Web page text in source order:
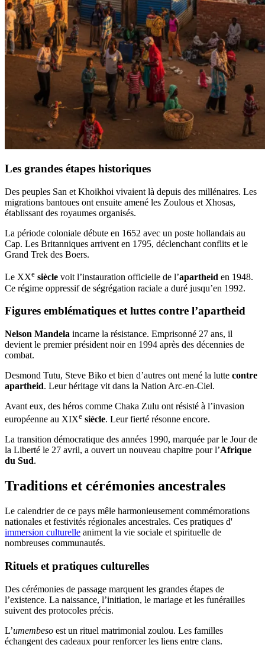
Les grandes étapes historiques
Des peuples San et Khoikhoi vivaient là depuis des millénaires. Les
migrations bantoues ont ensuite amené les Zoulous et Xhosas,
établissant des royaumes organisés.
La période coloniale débute en 1652 avec un poste hollandais au
Cap. Les Britanniques arrivent en 1795, déclenchant conflits et le
Grand Trek des Boers.
Le XXe siècle voit l’instauration officielle de l’apartheid en 1948.
Ce régime oppressif de ségrégation raciale a duré jusqu’en 1992.
Figures emblématiques et luttes contre l’apartheid
Nelson Mandela incarne la résistance. Emprisonné 27 ans, il
devient le premier président noir en 1994 après des décennies de
combat.
Desmond Tutu, Steve Biko et bien d’autres ont mené la lutte contre
apartheid. Leur héritage vit dans la Nation Arc-en-Ciel.
Avant eux, des héros comme Chaka Zulu ont résisté à l’invasion
européenne au XIXe siècle. Leur fierté résonne encore.
La transition démocratique des années 1990, marquée par le Jour de
la Liberté le 27 avril, a ouvert un nouveau chapitre pour l’Afrique
du Sud.
Traditions et cérémonies ancestrales
Le calendrier de ce pays mêle harmonieusement commémorations
nationales et festivités régionales ancestrales. Ces pratiques d'
immersion culturelle animent la vie sociale et spirituelle de
nombreuses communautés.
Rituels et pratiques culturelles
Des cérémonies de passage marquent les grandes étapes de
l’existence. La naissance, l’initiation, le mariage et les funérailles
suivent des protocoles précis.
L’umembeso est un rituel matrimonial zoulou. Les familles
échangent des cadeaux pour renforcer les liens entre clans.